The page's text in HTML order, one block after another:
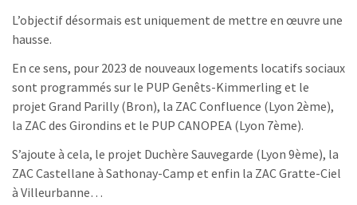
L’objectif désormais est uniquement de mettre en œuvre une
hausse.
En ce sens, pour 2023 de nouveaux logements locatifs sociaux
sont programmés sur le PUP Genêts-Kimmerling et le
projet Grand Parilly (Bron), la ZAC Confluence (Lyon 2ème),
la ZAC des Girondins et le PUP CANOPEA (Lyon 7ème).
S’ajoute à cela, le projet Duchère Sauvegarde (Lyon 9ème), la
ZAC Castellane à Sathonay-Camp et enfin la ZAC Gratte-Ciel
à Villeurbanne…